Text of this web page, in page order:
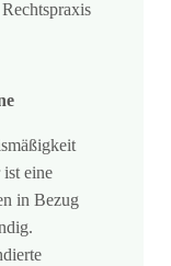
eine
in Bezug